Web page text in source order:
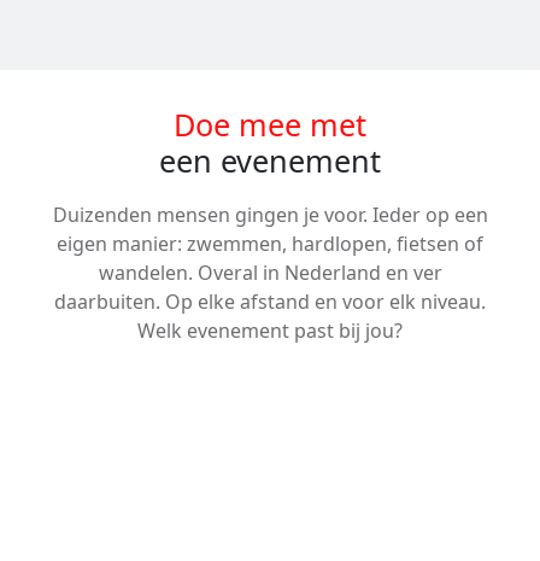
Doe mee met
een evenement
Duizenden mensen gingen je voor. Ieder op een
eigen manier: zwemmen, hardlopen, fietsen of
wandelen. Overal in Nederland en ver
daarbuiten. Op elke afstand en voor elk niveau.
Welk evenement past bij jou?